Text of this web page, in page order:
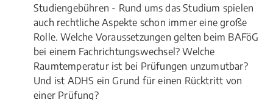
Studiengebühren - Rund ums das Studium spielen
auch rechtliche Aspekte schon immer eine große
Rolle. Welche Voraussetzungen gelten beim BAFöG
bei einem Fachrichtungswechsel? Welche
Raumtemperatur ist bei Prüfungen unzumutbar?
Und ist ADHS ein Grund für einen Rücktritt von
einer Prüfung?